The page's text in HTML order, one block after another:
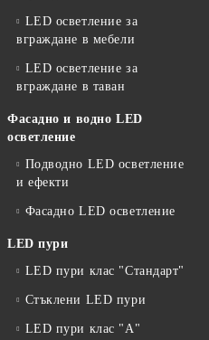
LED осветление за
вграждане в мебели
LED осветление за
вграждане в таван
Фасадно и водно LED
осветление
Подводно LED осветление
и ефекти
Фасадно LED осветление
LED пури
LED пури клас "Стандарт"
Стъклени LED пури
LED пури клас "А"